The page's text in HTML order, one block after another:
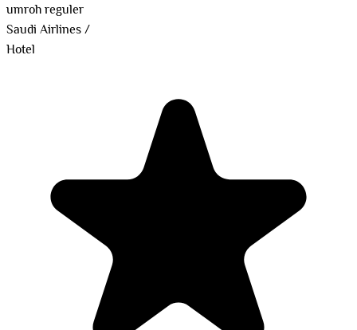
umroh reguler
Saudi Airlines/
Hotel